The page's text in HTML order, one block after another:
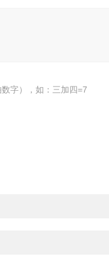
字），如：三加四=7